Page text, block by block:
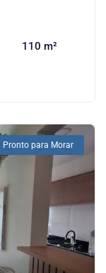
110 m²
Pronto para Morar